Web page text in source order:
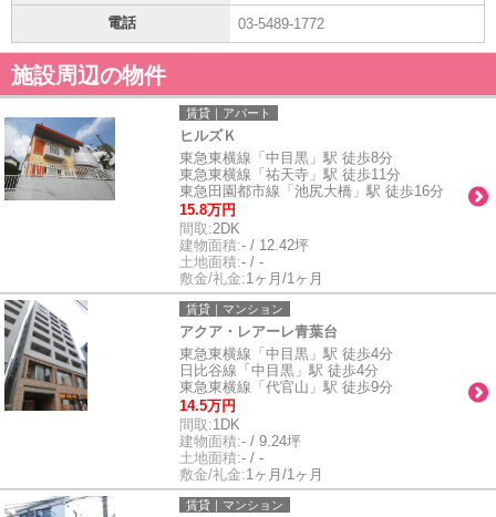
電話 03-5489-1772
施設周辺の物件
賃貸｜アパート
ヒルズＫ
東急東横線「中目黒」駅 徒歩8分
東急東横線「祐天寺」駅 徒歩11分
東急田園都市線「池尻大橋」駅 徒歩16分
15.8万円
間取:2DK
建物面積:- / 12.42坪
土地面積:- / -
敷金/礼金:1ヶ月/1ヶ月
賃貸｜マンション
アクア・レアーレ青葉台
東急東横線「中目黒」駅 徒歩4分
日比谷線「中目黒」駅 徒歩4分
東急東横線「代官山」駅 徒歩9分
14.5万円
間取:1DK
建物面積:- / 9.24坪
土地面積:- / -
敷金/礼金:1ヶ月/1ヶ月
賃貸｜マンション